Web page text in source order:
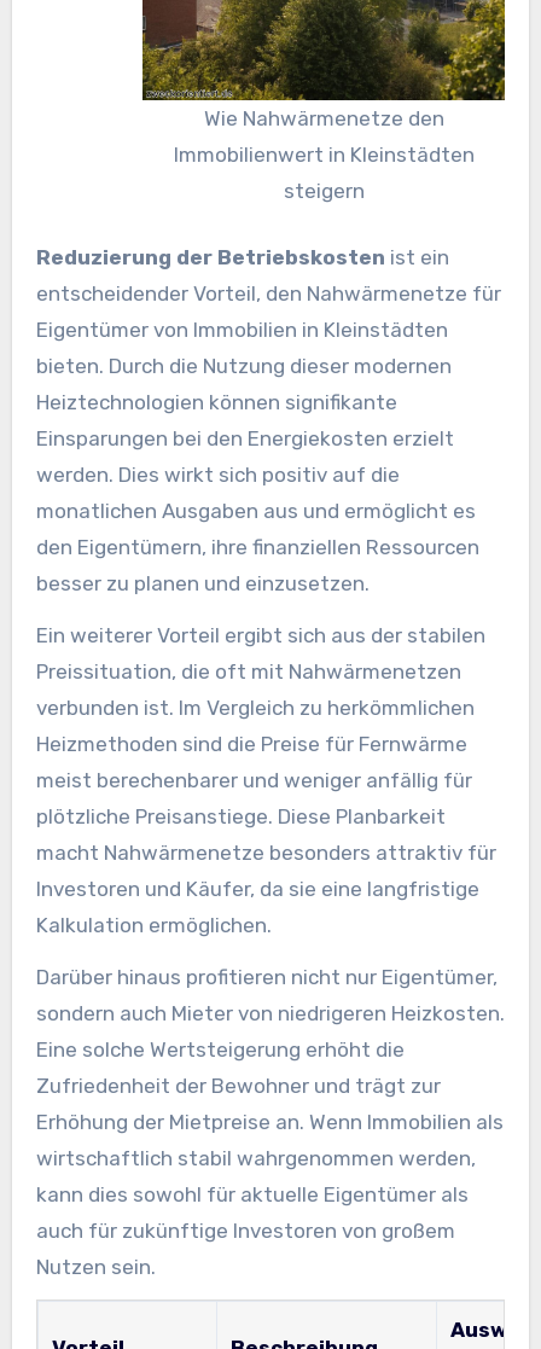
Wie Nahwärmenetze den
Immobilienwert in Kleinstädten
steigern
Reduzierung der Betriebskosten ist ein
entscheidender Vorteil, den Nahwärmenetze für
Eigentümer von Immobilien in Kleinstädten
bieten. Durch die Nutzung dieser modernen
Heiztechnologien können signifikante
Einsparungen bei den Energiekosten erzielt
werden. Dies wirkt sich positiv auf die
monatlichen Ausgaben aus und ermöglicht es
den Eigentümern, ihre finanziellen Ressourcen
besser zu planen und einzusetzen.
Ein weiterer Vorteil ergibt sich aus der stabilen
Preissituation, die oft mit Nahwärmenetzen
verbunden ist. Im Vergleich zu herkömmlichen
Heizmethoden sind die Preise für Fernwärme
meist berechenbarer und weniger anfällig für
plötzliche Preisanstiege. Diese Planbarkeit
macht Nahwärmenetze besonders attraktiv für
Investoren und Käufer, da sie eine langfristige
Kalkulation ermöglichen.
Darüber hinaus profitieren nicht nur Eigentümer,
sondern auch Mieter von niedrigeren Heizkosten.
Eine solche Wertsteigerung erhöht die
Zufriedenheit der Bewohner und trägt zur
Erhöhung der Mietpreise an. Wenn Immobilien als
wirtschaftlich stabil wahrgenommen werden,
kann dies sowohl für aktuelle Eigentümer als
auch für zukünftige Investoren von großem
Nutzen sein.